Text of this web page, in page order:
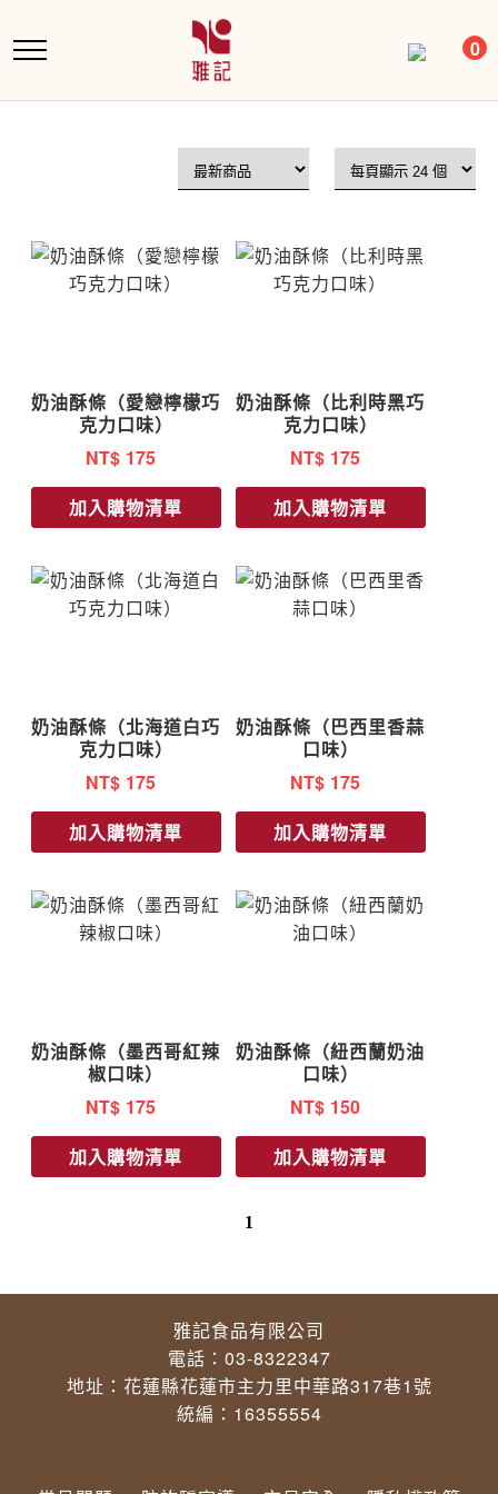
到
主
要
0
奶油酥條（愛戀檸檬巧
克力口味）
NT$ 175
加入購物清單
奶油酥條（比利時黑巧
克力口味）
NT$ 175
加入購物清單
奶油酥條（北海道白巧
克力口味）
NT$ 175
加入購物清單
奶油酥條（巴西里香蒜
口味）
NT$ 175
加入購物清單
奶油酥條（墨西哥紅辣
椒口味）
NT$ 175
加入購物清單
奶油酥條（紐西蘭奶油
口味）
NT$ 150
加入購物清單
1
雅記食品有限公司
電話：03-8322347
地址：花蓮縣花蓮市主力里中華路317巷1號
統編：16355554